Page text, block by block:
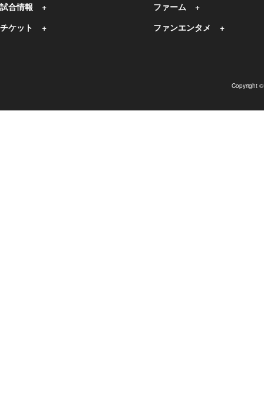
試合情報
チケット
ファーム
ファンエンタメ
Copyright